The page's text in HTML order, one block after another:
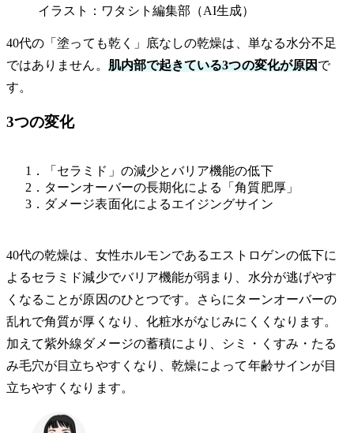
イラスト：ワタシト編集部（AI生成）
40代の「塗っても乾く」底なしの乾燥は、単なる水分不足
ではありません。 肌内部で起きている3つの変化が原因で
す。
3つの変化
1．「セラミド」の減少とバリア機能の低下
2．ターンオーバーの長期化による「角質肥厚」
3．ダメージ表面化によるエイジングサイン
40代の乾燥は、女性ホルモンであるエストロゲンの低下に
よるセラミド減少でバリア機能が弱まり、水分が逃げやす
くなることが原因のひとつです。さらにターンオーバーの
乱れで角質が厚くなり、化粧水がなじみにくくなります。
加えて紫外線ダメージの蓄積により、シミ・くすみ・たる
み毛穴が目立ちやすくなり、乾燥によって年齢サインが目
立ちやすくなります。